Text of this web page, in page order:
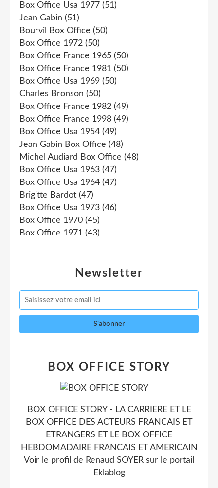
Newsletter
Box Office Usa 1977 (51)
Jean Gabin (51)
Bourvil Box Office (50)
Box Office 1972 (50)
Box Office France 1965 (50)
Box Office France 1981 (50)
Box Office Usa 1969 (50)
Charles Bronson (50)
Box Office France 1982 (49)
Box Office France 1998 (49)
Box Office Usa 1954 (49)
Jean Gabin Box Office (48)
Michel Audiard Box Office (48)
Box Office Usa 1963 (47)
Box Office Usa 1964 (47)
Brigitte Bardot (47)
Box Office Usa 1973 (46)
Box Office 1970 (45)
Box Office 1971 (43)
BOX OFFICE STORY
BOX OFFICE STORY - LA CARRIERE ET LE
BOX OFFICE DES ACTEURS FRANCAIS ET
ETRANGERS ET LE BOX OFFICE
HEBDOMADAIRE FRANCAIS ET AMERICAIN
Voir le profil de Renaud SOYER sur le portail
Eklablog